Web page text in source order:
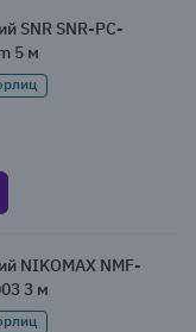
SNR SNR-PC-
5 м
NIKOMAX NMF-
3 м